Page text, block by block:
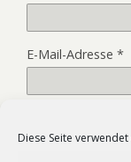
Diese Seite
E-Mail-Adresse *